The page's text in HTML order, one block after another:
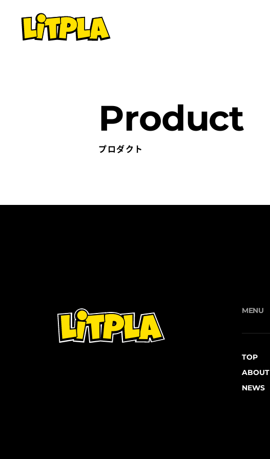
Product
プロダクト
MENU
TOP
ABOUT
NEWS